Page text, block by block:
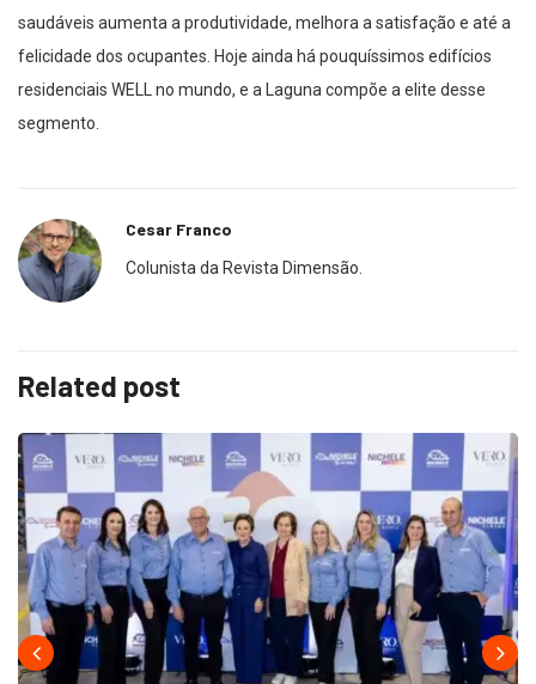
saudáveis aumenta a produtividade, melhora a satisfação e até a
felicidade dos ocupantes. Hoje ainda há pouquíssimos edifícios
residenciais WELL no mundo, e a Laguna compõe a elite desse
segmento.
Cesar Franco
Colunista da Revista Dimensão.
Related post